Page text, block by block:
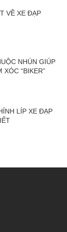
VỀ XE ĐẠP
NHÚN GIÚP
“BIKER”
LÍP XE ĐẠP